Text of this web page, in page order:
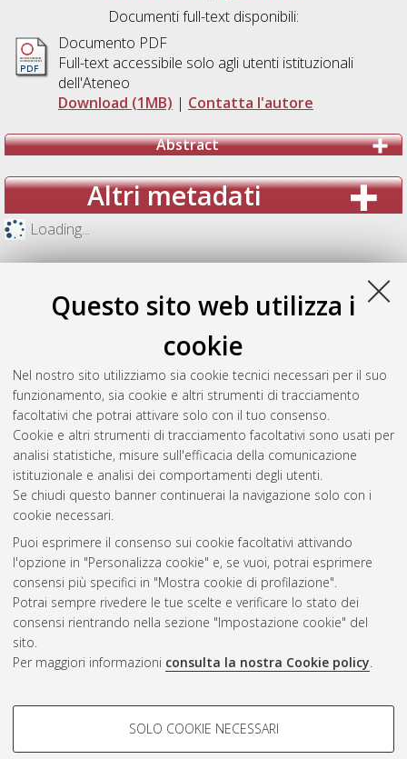
Questo sito web utilizza i
cookie
Nel nostro sito utilizziamo sia cookie tecnici necessari per il suo
funzionamento, sia cookie e altri strumenti di tracciamento
facoltativi che potrai attivare solo con il tuo consenso.
Cookie e altri strumenti di tracciamento facoltativi sono usati per
analisi statistiche, misure sull'efficacia della comunicazione
istituzionale e analisi dei comportamenti degli utenti.
Se chiudi questo banner continuerai la navigazione solo con i
cookie necessari.
Puoi esprimere il consenso sui cookie facoltativi attivando
l'opzione in "Personalizza cookie" e, se vuoi, potrai esprimere
consensi più specifici in "Mostra cookie di profilazione".
Potrai sempre rivedere le tue scelte e verificare lo stato dei
consensi rientrando nella sezione "Impostazione cookie" del
sito.
Per maggiori informazioni consulta la nostra Cookie policy.
COOKIE DI PROFILAZIONE -
SOLO COOKIE NECESSARI
Documenti full-text disponibili:
Documento PDF
Full-text accessibile solo agli utenti istituzionali
dell'Ateneo
Download (1MB) | Contatta l'autore
Abstract
Altri metadati
Loading...
Gestione del documento:
Atom
Rss 1.0
Rss 2.0
AMS Laurea
Impostazioni Cookie
Informativa sulla privacy
Condizioni d’uso del sito